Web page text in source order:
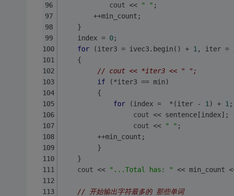
cout << " " ;
        ++min_count;
    }
    index =
0;
for (iter3 = ivec3.begin() + 1 , iter =
    {
// cout << *iter3 << " ";
if (*iter3 == min)
         {
for (index =  *(iter - 1 ) + 1
cout << sentence[index];
cout << " " ;
         ++min_count;
         }
    }
cout << "...Total has: " << min_count
// 开始输出字符最多的 那些单词